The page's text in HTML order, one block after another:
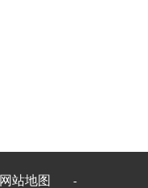
网站地图 -